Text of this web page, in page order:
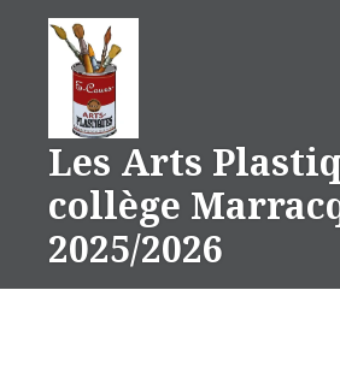
Les Arts
collège
2025/2026